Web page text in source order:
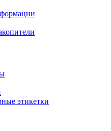
этикетки